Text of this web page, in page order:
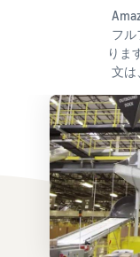
フル
りま
文は